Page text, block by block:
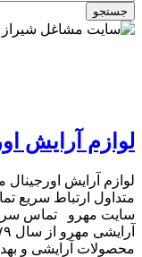
جستجو
لوازم آرایش
لوازم آرایش
متداول ارتباط سریع
سایت مهرو تماس
محصولات آرایشی و